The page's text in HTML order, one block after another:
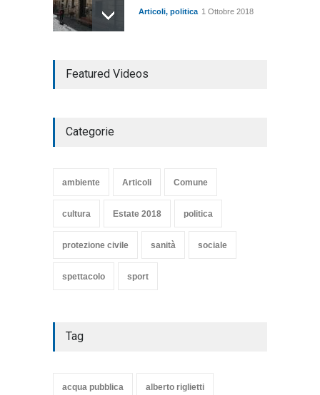
Articoli, politica 1 Ottobre 2018
COMMEDIA"
TARQUINIA
Featured Videos
Categorie
ambiente Articoli Comune
cultura Estate 2018 politica
protezione civile sanità sociale
spettacolo sport
Tag
acqua pubblica alberto riglietti